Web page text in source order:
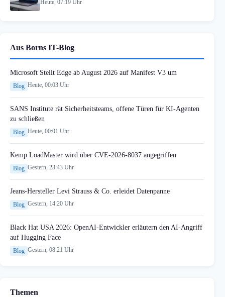
Heute, 07:19 Uhr
Aus Borns IT-Blog
Microsoft Stellt Edge ab August 2026 auf Manifest V3 um
Blog Heute, 00:03 Uhr
SANS Institute rät Sicherheitsteams, offene Türen für KI-Agenten
zu schließen
Blog Heute, 00:01 Uhr
Kemp LoadMaster wird über CVE-2026-8037 angegriffen
Blog Gestern, 23:43 Uhr
Jeans-Hersteller Levi Strauss & Co. erleidet Datenpanne
Blog Gestern, 14:20 Uhr
Black Hat USA 2026: OpenAI-Entwickler erläutern den AI-Angriff
auf Hugging Face
Blog Gestern, 08:21 Uhr
Themen